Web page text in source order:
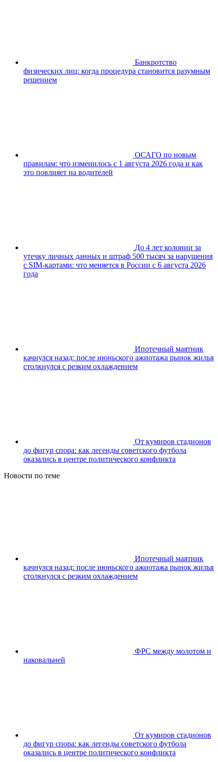
Банкротство
физических лиц: когда процедура становится разумным
решением
ОСАГО по новым
правилам: что изменилось с 1 августа 2026 года и как
это повлияет на водителей
До 4 лет колонии за
утечку личных данных и штраф 500 тысяч за нарушения
с SIM-картами: что меняется в России с 6 августа 2026
года
Ипотечный маятник
качнулся назад: после июньского ажиотажа рынок жилья
столкнулся с резким охлаждением
От кумиров стадионов
до фигур спора: как легенды советского футбола
оказались в центре политического конфликта
Новости по теме
Ипотечный маятник
качнулся назад: после июньского ажиотажа рынок жилья
столкнулся с резким охлаждением
ФРС между молотом и
наковальней
От кумиров стадионов
до фигур спора: как легенды советского футбола
оказались в центре политического конфликта